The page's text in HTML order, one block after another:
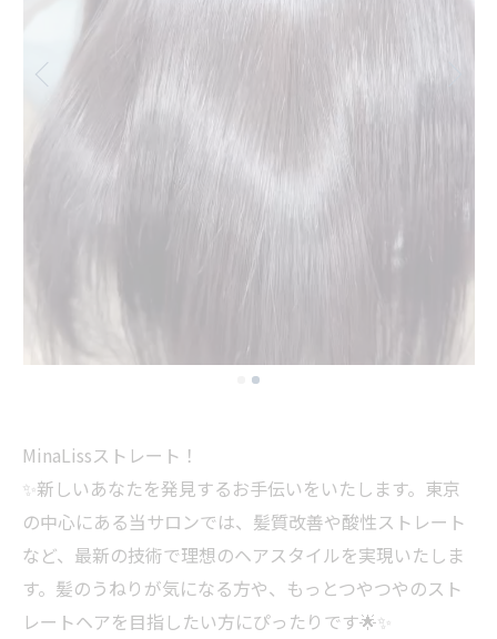
MinaLissストレート！
✨新しいあなたを発見するお手伝いをいたします。東京
の中心にある当サロンでは、髪質改善や酸性ストレート
など、最新の技術で理想のヘアスタイルを実現いたしま
す。髪のうねりが気になる方や、もっとつやつやのスト
レートヘアを目指したい方にぴったりです🌟✨